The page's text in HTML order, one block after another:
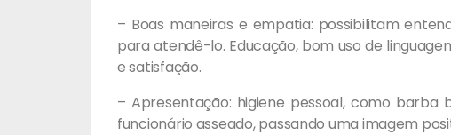
– Boas maneiras e empatia: possibilitam
para atendê-lo. Educação, bom uso de
e satisfação.
– Apresentação: higiene pessoal, como
funcionário asseado, passando uma imagem